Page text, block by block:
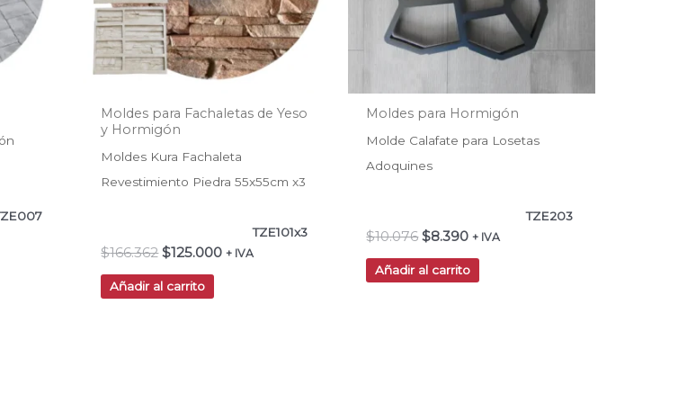
Moldes para Fachaletas de Yeso
y Hormigón
Moldes Kura Fachaleta
Revestimiento Piedra 55x55cm x3
TZE101x3
$166.362 $125.000 + IVA
Añadir al carrito
Moldes para Hormigón
Molde Calafate para Losetas
Adoquines
TZE203
$10.076 $8.390 + IVA
Añadir al carrito